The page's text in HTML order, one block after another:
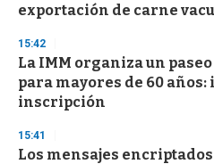
exportación de carne
15:42
La IMM organiza un
para mayores de 60
inscripción
15:41
Los mensajes encriptados